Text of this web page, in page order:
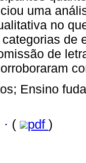
uma
no
de
de
Ensino
· ( pdf )